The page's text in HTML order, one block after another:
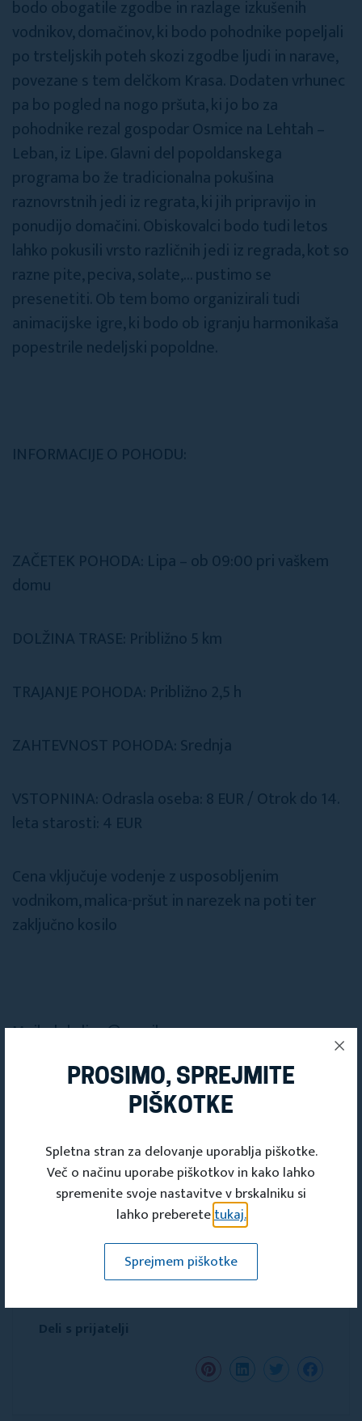
bodo obogatile zgodbe in razlage izkušenih
vodnikov, domačinov, ki bodo pohodnike popeljali
po trsteljskih poteh skozi zgodbe ljudi in narave,
povezane s tem delčkom Krasa. Dodaten vrhunec
pa bo pogled na nogo pršuta, ki jo bo za
pohodnike rezal gospodar Osmice na Lehtah –
Leban, iz Lipe. Glavni del popoldanskega
programa bo že tradicionalna pokušina
raznovrstnih jedi iz regrata, ki jih pripravijo in
ponudijo domačini. Obiskovalci bodo tudi letos
lahko pokusili vrsto različnih jedi iz regrada, kot so
razne pite, peciva, solate,... pustimo se
presenetiti. Ob tem bomo organizirali tudi
animacijske igre, ki bodo ob igranju harmonikaša
popestrile nedeljski popoldne.
INFORMACIJE O POHODU:
ZAČETEK POHODA: Lipa – ob 09:00 pri vaškem
domu
DOLŽINA TRASE: Približno 5 km
TRAJANJE POHODA: Približno 2,5 h
ZAHTEVNOST POHODA: Srednja
VSTOPNINA: Odrasla oseba: 8 EUR / Otrok do 14.
leta starosti: 4 EUR
Cena vključuje vodenje z usposobljenim
vodnikom, malica-pršut in narezek na poti ter
zaključno kosilo
Mail: skrla.lipa@gmail.com
Gsm: 031 589 971 - Martin
Fb: Društvo Škrla, Lipa
Instagram : drustvo_skrla_lipa
Deli s prijatelji
PROSIMO, SPREJMITE
PIŠKOTKE
Spletna stran za delovanje uporablja piškotke.
Več o načinu uporabe piškotkov in kako lahko
spremenite svoje nastavitve v brskalniku si
lahko preberetetukaj.
Sprejmem piškotke